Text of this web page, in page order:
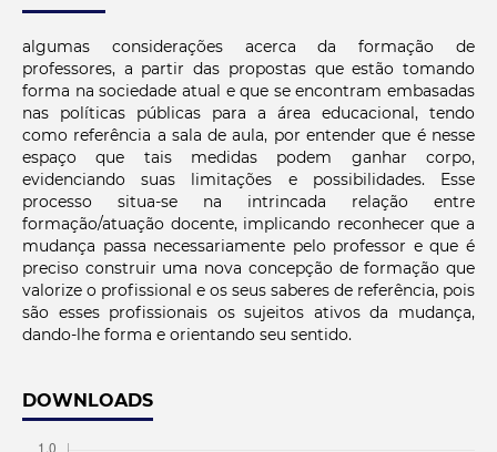
algumas considerações acerca da formação de
professores, a partir das propostas que estão tomando
forma na sociedade atual e que se encontram embasadas
nas políticas públicas para a área educacional, tendo
como referência a sala de aula, por entender que é nesse
espaço que tais medidas podem ganhar corpo,
evidenciando suas limitações e possibilidades. Esse
processo situa-se na intrincada relação entre
formação/atuação docente, implicando reconhecer que a
mudança passa necessariamente pelo professor e que é
preciso construir uma nova concepção de formação que
valorize o profissional e os seus saberes de referência, pois
são esses profissionais os sujeitos ativos da mudança,
dando-lhe forma e orientando seu sentido.
DOWNLOADS